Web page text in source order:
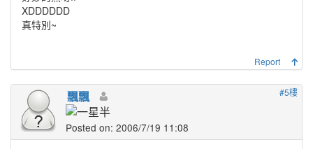
XDDDDDD
真特別~
Report
#5樓
飄飄
Posted on: 2006/7/19 11:08